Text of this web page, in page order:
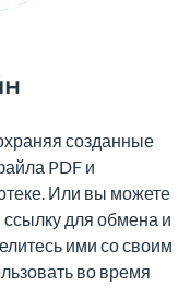
созданные
PDF и
Или вы можете
ссылку для обмена и
ими со своим
во время